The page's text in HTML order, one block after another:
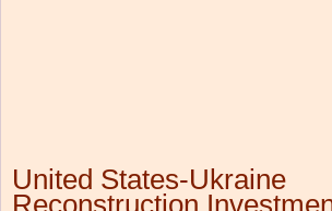
United States-Ukraine